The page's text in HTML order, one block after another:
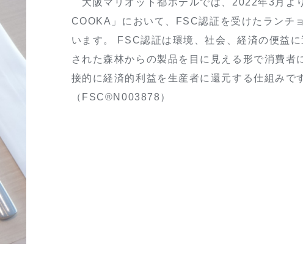
COOKA」において、FSC認証を受けたランチ
います。 FSC認証は環境、社会、経済の便益
された森林からの製品を目に見える形で消費者
接的に経済的利益を生産者に還元する仕組みで
（FSC®️N003878）